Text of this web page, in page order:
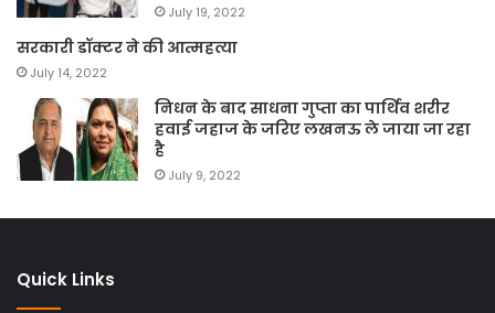
July 19, 2022
सरकारी डॉक्टर ने की आत्महत्या
July 14, 2022
निधन के बाद साधना गुप्ता का पार्थिव शरीर
हवाई जहाज के जरिए लखनऊ ले जाया जा रहा
है
July 9, 2022
Quick Links